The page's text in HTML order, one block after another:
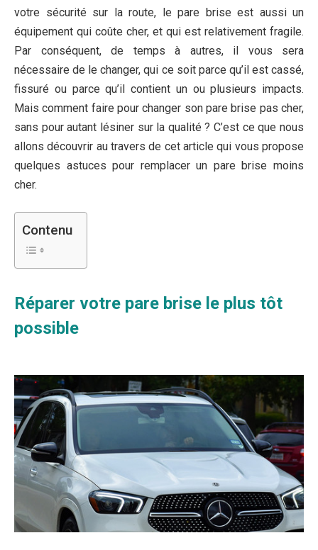
votre sécurité sur la route, le pare brise est aussi un
équipement qui coûte cher, et qui est relativement fragile.
Par conséquent, de temps à autres, il vous sera
nécessaire de le changer, qui ce soit parce qu’il est cassé,
fissuré ou parce qu’il contient un ou plusieurs impacts.
Mais comment faire pour changer son pare brise pas cher,
sans pour autant lésiner sur la qualité ? C’est ce que nous
allons découvrir au travers de cet article qui vous propose
quelques astuces pour remplacer un pare brise moins
cher.
Contenu
Réparer votre pare brise le plus tôt
possible